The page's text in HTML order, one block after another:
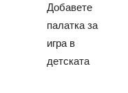
Добавете
палатка за
игра в
детската